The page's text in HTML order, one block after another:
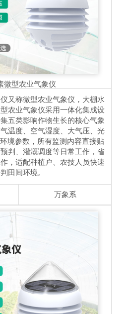
微型农业气象仪
又称微型农业气象仪，大棚水
农业气象仪采用一体化集成设
五类影响作物生长的核心气象
温度、空气湿度、大气压、光
境参数，所有监测内容直接贴
判、灌溉调度等日常工作，省
，适配种植户、农技人员快速
田间环境。
万象系